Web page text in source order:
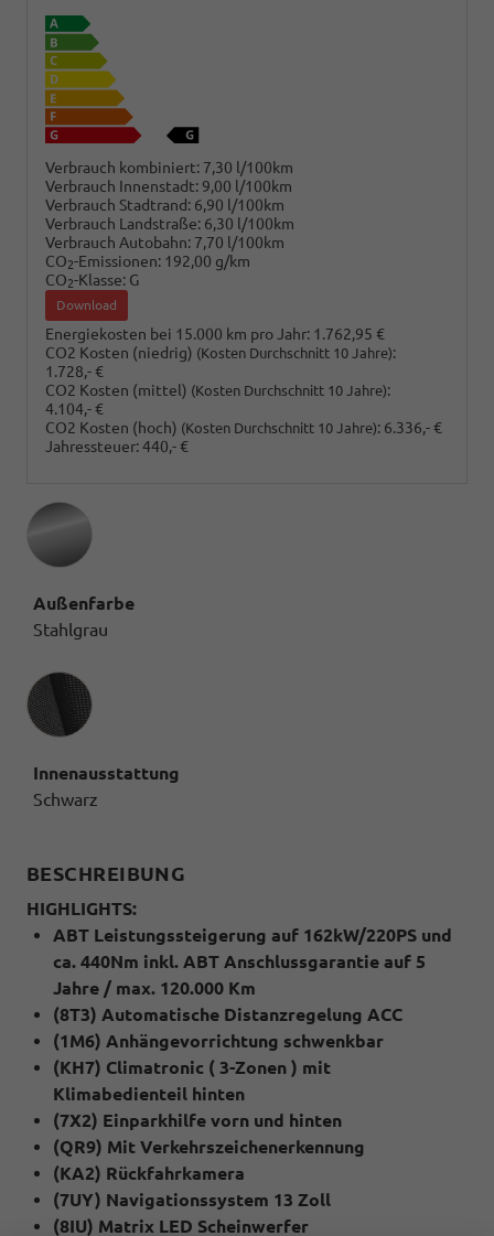
Verbrauch kombiniert: 7,30 l/100km
Verbrauch Innenstadt: 9,00 l/100km
Verbrauch Stadtrand: 6,90 l/100km
Verbrauch Landstraße: 6,30 l/100km
Verbrauch Autobahn: 7,70 l/100km
CO2-Emissionen: 192,00 g/km
CO2-Klasse: G
Download
Energiekosten bei 15.000 km pro Jahr: 1.762,95 €
CO2 Kosten (niedrig) (Kosten Durchschnitt 10 Jahre):
1.728,- €
CO2 Kosten (mittel) (Kosten Durchschnitt 10 Jahre):
4.104,- €
CO2 Kosten (hoch) (Kosten Durchschnitt 10 Jahre): 6.336,- €
Jahressteuer:440,- €
Außenfarbe
Stahlgrau
Innenausstattung
Innenausstattung
Schwarz
BESCHREIBUNG
HIGHLIGHTS:
ABT Leistungssteigerung auf 162kW/220PS und
ca. 440Nm inkl. ABT Anschlussgarantie auf 5
Jahre / max. 120.000 Km
(8T3) Automatische Distanzregelung ACC
(1M6) Anhängevorrichtung schwenkbar
(KH7) Climatronic ( 3-Zonen ) mit
Klimabedienteil hinten
(7X2) Einparkhilfe vorn und hinten
(QR9) Mit Verkehrszeichenerkennung
(KA2) Rückfahrkamera
(7UY) Navigationssystem 13 Zoll
(8IU) Matrix LED Scheinwerfer